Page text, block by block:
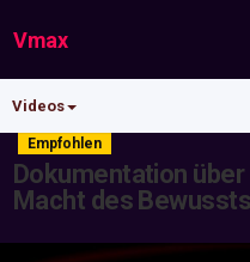
Vmax
Videos
Empfohlen
Dokumentation
Macht des